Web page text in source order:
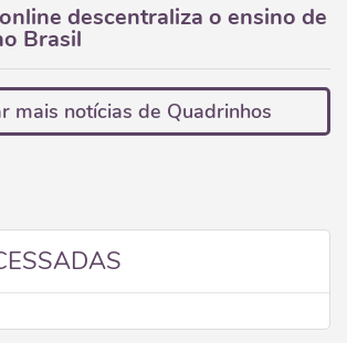
descentraliza o ensino de
Brasil
mais notícias de Quadrinhos